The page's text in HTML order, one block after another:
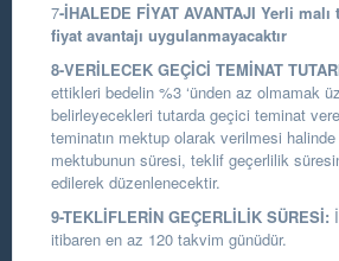
7-İHALEDE FİYAT AVANTAJI Yerli
fiyat avantajı uygulanmayacaktır
8-VERİLECEK GEÇİCİ TEMİNAT
ettikleri bedelin %3 ‘ünden az olmamak
belirleyecekleri tutarda geçici teminat
teminatın mektup olarak verilmesi
mektubunun süresi, teklif geçerlilik
edilerek düzenlenecektir.
9-TEKLİFLERİN GEÇERLİLİK SÜRESİ:
itibaren en az 120 takvim günüdür.